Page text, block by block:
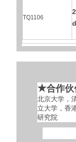
TQ1106
★合作伙
北京大学，
立大学，香
研究院